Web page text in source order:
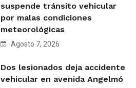
suspende tránsito vehicular
por malas condiciones
meteorológicas
Agosto 7, 2026
Dos lesionados deja accidente
vehicular en avenida Angelmó